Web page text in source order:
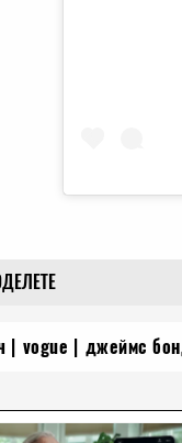
vogue джеймс